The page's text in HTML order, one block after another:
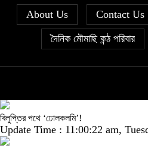
About Us Contact Us
দৈনিক মৌমাছি কন্ঠ পরিবার
বিলুপ্তির পথে ‘ঢোলকলমি’!
Update Time : 11:00:22 am,